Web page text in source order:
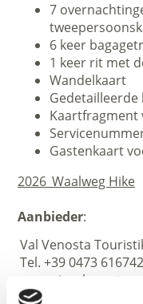
7
6 keer
1 keer rit met
Wandelkaart
Gedetailleerde
Kaartfragment
Gastenkaart
2026_Waalweg Hike
Aanbieder:
Val Venosta
Tel. +39 0473 616742
www.vinschgau-